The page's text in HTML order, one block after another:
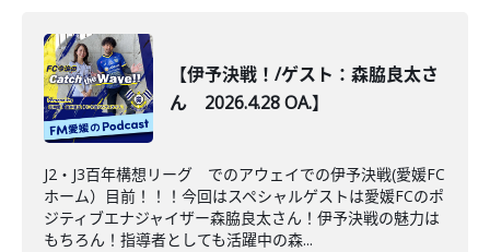
【伊予決戦！/ゲスト：森脇良太さ
ん 2026.4.28 OA.】
J2・J3百年構想リーグ でのアウェイでの伊予決戦(愛媛FC
ホーム）目前！！！今回はスペシャルゲストは愛媛FCのポ
ジティブエナジャイザー森脇良太さん！伊予決戦の魅力は
もちろん！指導者としても活躍中の森...